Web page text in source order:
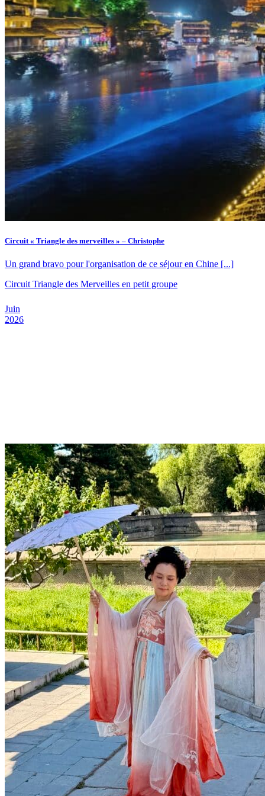
Circuit « Triangle des merveilles » – Christophe
Un grand bravo pour l'organisation de ce séjour en Chine [...]
Circuit Triangle des Merveilles en petit groupe
Juin
2026